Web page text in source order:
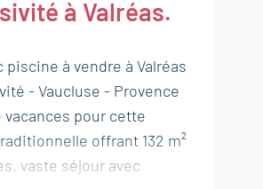
à Valréas.
piscine à vendre à Valréas
- Vaucluse - Provence
vacances pour cette
offrant 132 m²
vaste séjour avec